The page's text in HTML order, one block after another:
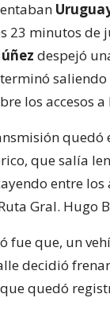
23 minutos de
despejó
saliendo
los accesos
quedó
que salía
entre los
Gral. Hugo
fue que, un
decidió
quedó